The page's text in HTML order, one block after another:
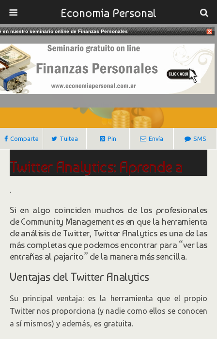
Economía Personal
08/06/2020
Cómo Mejorar Tu Marketing Con
Twitter Analytics
Comparte Tuitea Pin Envía SMS
Twitter Analytics: Aprende a
.
Si en algo coinciden muchos de los profesionales
de Community Management es en que la herramienta
de análisis de Twitter, Twitter Analytics es una de las
más completas que podemos encontrar para “ver las
entrañas al pajarito” de la manera más sencilla.
Ventajas del Twitter Analytics
Su principal ventaja: es la herramienta que el propio
Twitter nos proporciona (y nadie como ellos se conocen
a sí mismos) y además, es gratuita.
en nuestro seminario online de Finanzas Personales